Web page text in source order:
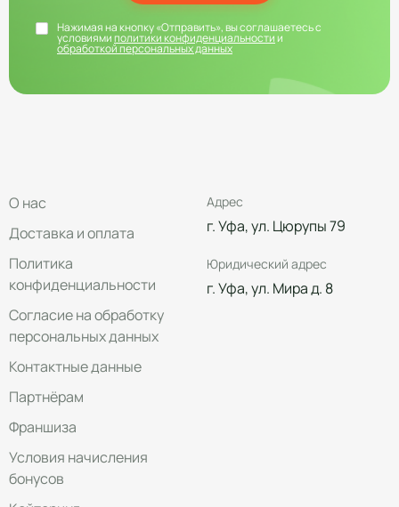
Нажимая на кнопку «Отправить», вы соглашаетесь с
условиямиполитики конфиденциальностии
обработкой персональных данных
О нас
Доставка и оплата
Политика
конфиденциальности
Согласие на обработку
персональных данных
Контактные данные
Партнёрам
Франшиза
Условия начисления
бонусов
Адрес
г. Уфа, ул. Цюрупы 79
Юридический адрес
г. Уфа, ул. Мира д. 8